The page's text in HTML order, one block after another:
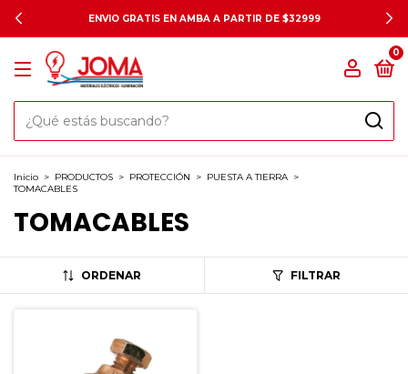
ENVIO GRATIS EN AMBA A PARTIR DE $32999
0
Inicio > PRODUCTOS > PROTECCIÓN > PUESTA A TIERRA >
TOMACABLES
TOMACABLES
ORDENAR FILTRAR